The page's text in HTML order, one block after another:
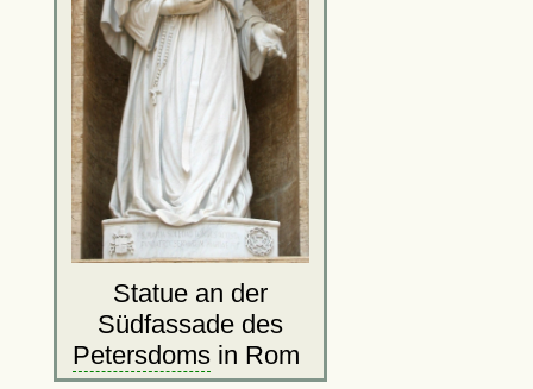
Statue an der
Südfassade des
Petersdoms in Rom